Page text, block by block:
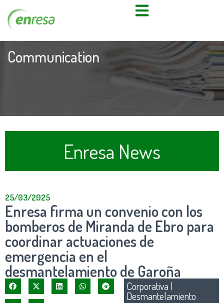
Communication
Enresa News
25/03/2025
Enresa firma un convenio con los
bomberos de Miranda de Ebro para
coordinar actuaciones de
emergencia en el
desmantelamiento de Garoña
Corporativa |
Desmantelamiento